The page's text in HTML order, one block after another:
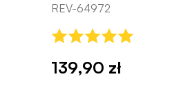
REV-64972
139,90 zł